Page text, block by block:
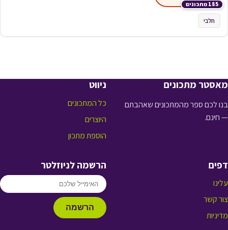
185 מתכונים
חלבי
מאסטר מתכונים
בנו לכם ספר מהמתכונים שאהבתם
— חינם.
ניווט
כל המתכונים
היוצרים
הוספת מתכון
דפים
עלינו
צור קשר
מדיניות
הרשמה לניוזלטר
הרשמה